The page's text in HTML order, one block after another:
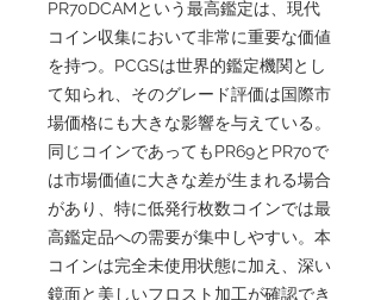
PR70DCAMという最高鑑定は、現代
コイン収集において非常に重要な価値
を持つ。PCGSは世界的鑑定機関とし
て知られ、そのグレード評価は国際市
場価格にも大きな影響を与えている。
同じコインであってもPR69とPR70で
は市場価値に大きな差が生まれる場合
があり、特に低発行枚数コインでは最
高鑑定品への需要が集中しやすい。本
コインは完全未使用状態に加え、深い
鏡面と美しいフロスト加工が確認でき